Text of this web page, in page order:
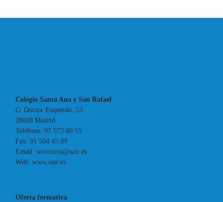
Colegio Santa Ana y San Rafael
C/ Doctor Esquerdo, 53
28028 Madrid
Teléfono:91 573 80 15
Fax:91 504 45 89
Email:secretaria@sasr.es
Web:www.sasr.es
Oferta formativa